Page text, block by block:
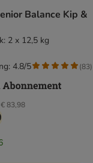
Balance Kip &
2 x 12,5 kg
€ 83,98
4.8/5 (83)